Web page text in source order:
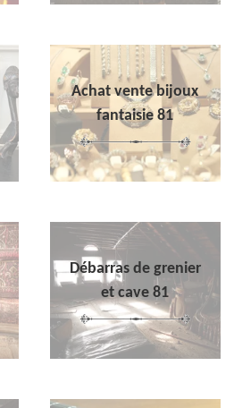
Achat vente bijoux
fantaisie 81
Débarras de grenier
et cave 81